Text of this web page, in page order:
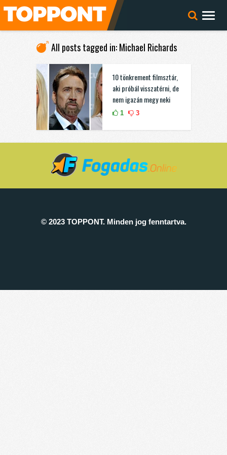
All posts tagged in: Michael Richards
10 tönkrement filmsztár,
aki próbál visszatérni, de
nem igazán megy neki
1 3
© 2023 TOPPONT. Minden jog fenntartva.